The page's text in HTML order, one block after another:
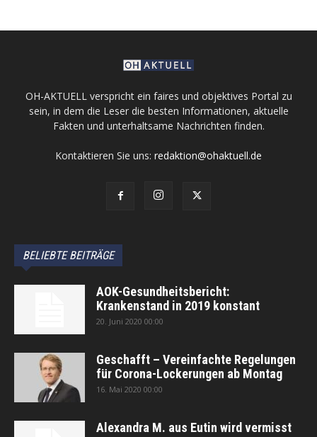
OH-AKTUELL verspricht ein faires und objektives Portal zu
sein, in dem die Leser die besten Informationen, aktuelle
Fakten und unterhaltsame Nachrichten finden.
Kontaktieren Sie uns: redaktion@ohaktuell.de
BELIEBTE BEITRÄGE
AOK-Gesundheitsbericht:
Krankenstand in 2019 konstant
20. Juni 2020 00:00
Geschafft – Vereinfachte Regelungen
für Corona-Lockerungen ab Montag
16. Mai 2020 00:00
Alexandra M. aus Eutin wird vermisst